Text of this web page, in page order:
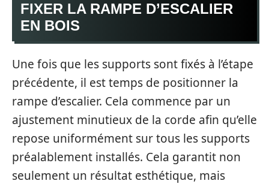
FIXER LA RAMPE D’ESCALIER
EN BOIS
Une fois que les supports sont fixés à l’étape
précédente, il est temps de positionner la
rampe d’escalier. Cela commence par un
ajustement minutieux de la corde afin qu’elle
repose uniformément sur tous les supports
préalablement installés. Cela garantit non
seulement un résultat esthétique, mais